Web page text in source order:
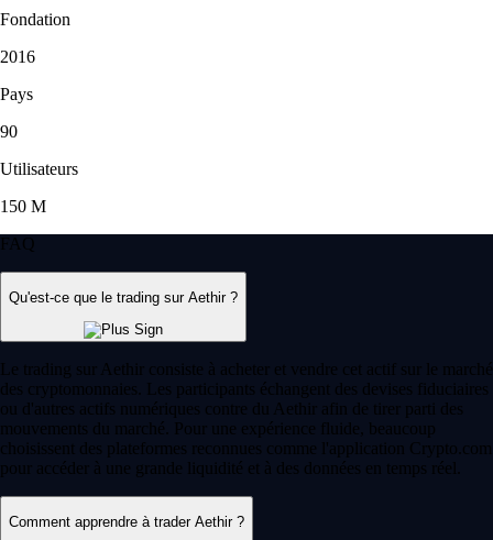
Fondation
2016
Pays
90
Utilisateurs
150 M
FAQ
Qu'est-ce que le trading sur Aethir ?
Le trading sur Aethir consiste à acheter et vendre cet actif sur le marché
des cryptomonnaies. Les participants échangent des devises fiduciaires
ou d'autres actifs numériques contre du Aethir afin de tirer parti des
mouvements du marché. Pour une expérience fluide, beaucoup
choisissent des plateformes reconnues comme l'application Crypto.com
pour accéder à une grande liquidité et à des données en temps réel.
Comment apprendre à trader Aethir ?